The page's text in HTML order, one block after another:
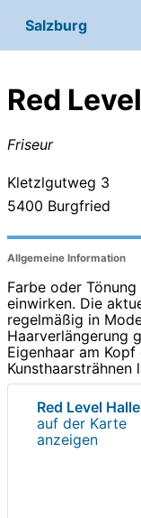
Salzburg
Red
Friseur
Kletzlgutweg 3
5400 Burgfried
Allgemeine Information
Farbe oder
einwirken. Die
regelmäßig in
Haarverlängerung
Eigenhaar am
Kunsthaarsträhnen
Red Level
auf der Karte
anzeigen